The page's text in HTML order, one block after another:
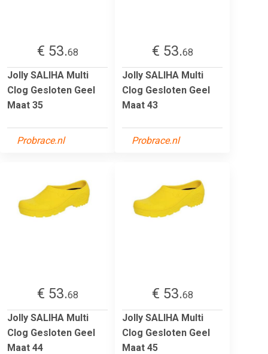
€ 53.68
Jolly SALIHA Multi
Clog Gesloten Geel
Maat 35
Probrace.nl
€ 53.68
Jolly SALIHA Multi
Clog Gesloten Geel
Maat 43
Probrace.nl
€ 53.68
Jolly SALIHA Multi
Clog Gesloten Geel
Maat 44
€ 53.68
Jolly SALIHA Multi
Clog Gesloten Geel
Maat 45